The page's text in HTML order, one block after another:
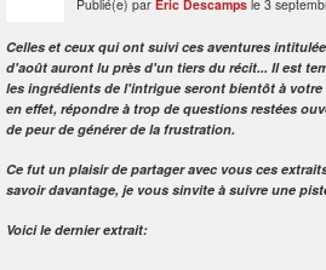
Publié(e) par Eric Descamps le 3
Celles et ceux qui ont suivi ces aventures
d'août auront lu près d'un tiers du récit... Il est
les ingrédients de l'intrigue seront bientôt à
en effet, répondre à trop de questions restées
de peur de générer de la frustration.
Ce fut un plaisir de partager avec vous ces
savoir davantage, je vous sinvite à suivre une
Voici le dernier extrait: